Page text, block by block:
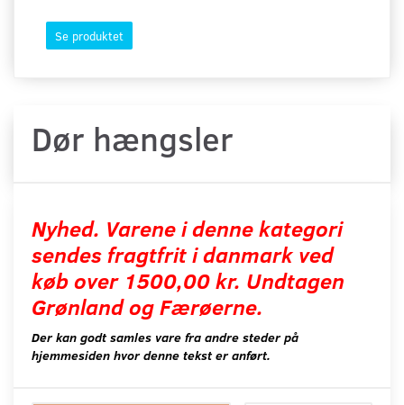
Se produktet
Dør hængsler
Nyhed. Varene i denne kategori
sendes fragtfrit i danmark ved
køb over 1500,00 kr. Undtagen
Grønland og Færøerne.
Der kan godt samles vare fra andre steder på
hjemmesiden hvor denne tekst er anført.